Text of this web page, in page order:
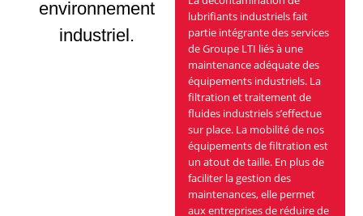
lubrifiants industriels fait
partie intégrante des services
de Groupe LTI liés à une
maintenance adéquate des
équipements industriels. La
filtration et traitement de
fluides industriels s’effectue
sur place. La mobilité de nos
équipements de filtration est
un atout de taille. En plus de
faciliter la gestion des
maintenances, elle permet
aux entreprises de réduire de